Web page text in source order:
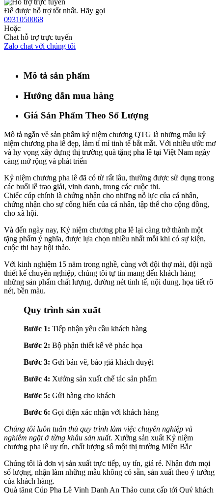
Để được hỗ trợ tốt nhất. Hãy gọi
0931050068
Hoặc
Chat hỗ trợ trực tuyến
Zalo chat với chúng tôi
Mô tả sản phẩm
Hướng dẫn mua hàng
Giá Sản Phẩm Theo Số Lượng
Mô tả ngắn về sản phẩm kỷ niệm chương QTG là những mẫu kỷ
niệm chương pha lê đẹp, làm tỉ mỉ tinh tế bắt mắt. Với nhiều ước mơ
và hy vọng xây dựng thị trường quà tặng pha lê tại Việt Nam ngày
càng mở rộng và phát triển
Kỷ niệm chương pha lê đã có từ rất lâu, thường được sử dụng trong
các buổi lễ trao giải, vinh danh, trong các cuộc thi.
Chiếc cúp chính là chứng nhận cho những nỗ lực của cá nhân,
chứng nhận cho sự cống hiến của cá nhân, tập thể cho cộng đồng,
cho xã hội.
Và đến ngày nay, Kỷ niệm chương pha lê lại càng trở thành một
tặng phẩm ý nghĩa, được lựa chọn nhiều nhất mỗi khi có sự kiện,
cuộc thi hay hội thảo.
Với kinh nghiệm 15 năm trong nghề, cùng với đội thợ mài, đội ngũ
thiết kế chuyên nghiệp, chúng tôi tự tin mang đến khách hàng
những sản phẩm chất lượng, đường nét tinh tế, nội dung, họa tiết rõ
nét, bền màu.
Quy trình sản xuất
Bước 1: Tiếp nhận yêu cầu khách hàng
Bước 2: Bộ phận thiết kế vẽ phác họa
Bước 3: Gửi bản vẽ, báo giá khách duyệt
Bước 4: Xưởng sản xuất chế tác sản phẩm
Bước 5: Gửi hàng cho khách
Bước 6: Gọi điện xác nhận với khách hàng
Chúng tôi luôn tuân thủ quy trình làm việc chuyên nghiệp và
nghiêm ngặt ở từng khâu sản xuất. Xưởng sản xuất Kỷ niệm
chương pha lê uy tín, chất lượng số một thị trường Miền Bắc
Chúng tôi là đơn vị sản xuất trực tiếp, uy tín, giá rẻ. Nhận đơn mọi
số lượng, nhận làm những mẫu không có sẵn, sản xuất theo ý tưởng
của khách hàng.
Quà tặng Cúp Pha Lê Vinh Danh An Thảo cung cấp tới Quý khách